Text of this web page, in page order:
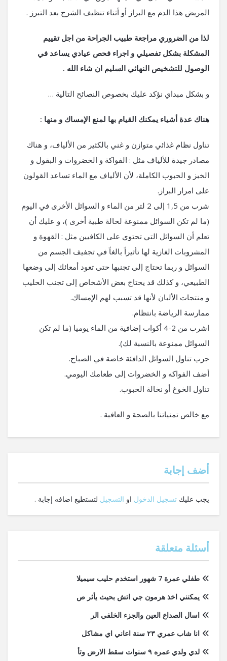
المريض هذا الدم مع البراز أو أثناء تنظيف الشرج بعد التبرز .
لذا من الضروري مراجعة طبيب الجراحة من اجل تقييم
المشكلة بشكل تفصيلي و اجراء فحص عيادي يساعد في
الوصول للتشخيص النهائي السليم ان شاء الله .
و بشكل مبداي نؤكد عليك بخصوص النصائح التالية …
هناك عدة أشياء يمكنك القيام بها لمنع الإمساك و منها :
تناول نظام غذائي متوازن و غني بالكثير من الألياف، و هناك
مصادر جيدة للألياف مثل : الفواكة و الخضروات و البقول و
الخبز و الحبوب الكاملة، لأن الألياف مع الماء تساعد القولون
على امرار البراز.
شرب من 1,5 إلى 2 لتر من الماء و السوائل الأخرى في اليوم
(ما لم تكن السوائل ممنوعة لحالة طبية أخرى )، و عليك أن
تعلم أن السوائل التي تحتوي على الكافيين مثل : القهوة و
المشروبات الغازية لها تأثيراً بالغاً في تجفيف الجسم من
السوائل و ربما تحتاج إلى تجنبها حتى تعود أمعائك إلى وضعها
الطبيعي، و كذلك قد يحتاج بعض الأشخاص إلى تجنب الحليب
و منتجات الألبان لأنها قد تسبب لهم الإمساك.
ممارسة الرياضة بانتظام.
اشرب من 2-4 أكواب إضافية من الماء يوميا (ما لم تكن
السوائل ممنوعة بالنسبة لك).
جرب تناول السوائل الدافئة خاصة في الصباح.
أضف الفواكه و الخضروات إلى طعامك اليومي.
تناول الخوخ أو نخالة الحبوب.
مع خالص تمنياتنا بالصحة و العافية .
‫أضف إجابة
يجب عليك تسجيل الدخول او التسجيل لتستطيع اضافه إجابة .
أسئلة متعلقة
طفلي عمرة 7 شهور استخدم حليب سيميلا
يمكنني اخذ هرمون جي اتش بحيث يأثر ص
اسال الصداع العين والجزء الخلفي الر
انا شاب عمري ٢٣ سنة اعاني اي مشاكل
لدي ولدي عمره ٩ سنوات سقط الارض وتأ